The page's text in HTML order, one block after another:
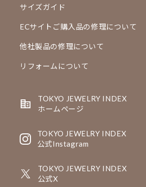
サイズガイド
ECサイトご購入品の修理について
他社製品の修理について
リフォームについて
TOKYO JEWELRY INDEX
ホームページ
TOKYO JEWELRY INDEX
公式Instagram
TOKYO JEWELRY INDEX
公式X